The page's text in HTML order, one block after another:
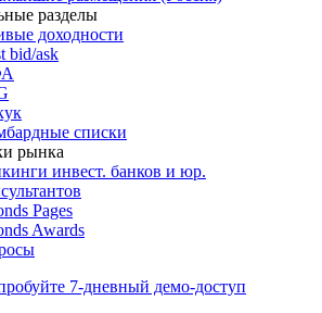
облигаций & Карты рынка
облигаций (ИИ)
котировок облигаций
размещения (Россия)
разделы
доходности
bid/ask
списки
рынка
инвест. банков и юр.
Pages